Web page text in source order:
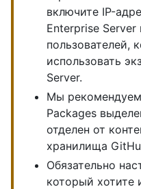
включите IP-
Enterprise Server
пользователей,
использовать
Server.
Мы рекомендуем
Packages
отделен от
хранилища
Обязательно
который хотите